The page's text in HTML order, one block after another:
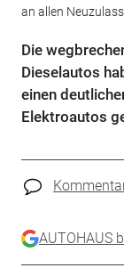
an allen
Die
Dieselautos
einen
Elektroautos
AUTOHAUS